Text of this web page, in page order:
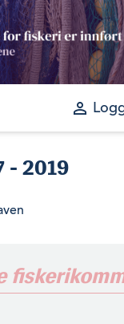
perm_identity
- 2019